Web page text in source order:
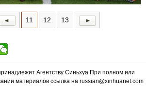
11 12 13
Агентству Синьхуа При полном или
материалов ссылка на russian@xinhuanet.com